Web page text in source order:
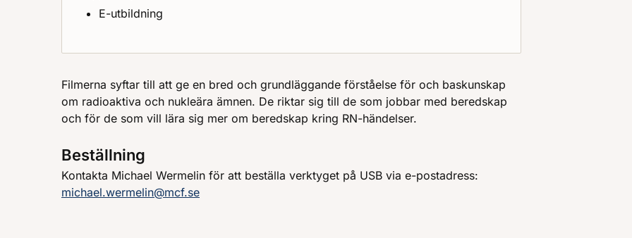
E-utbildning
Filmerna syftar till att ge en bred och grundläggande förståelse för och baskunskap
om radioaktiva och nukleära ämnen. De riktar sig till de som jobbar med beredskap
och för de som vill lära sig mer om beredskap kring RN-händelser.
Beställning
Kontakta Michael Wermelin för att beställa verktyget på USB via e-postadress:
michael.wermelin@mcf.se